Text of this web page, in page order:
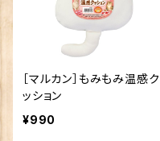
［マルカン］もみもみ温感ク
ッション
¥990